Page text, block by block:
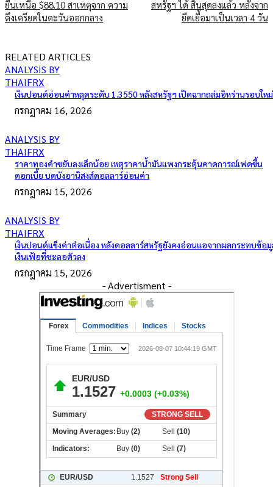
ยืนเหนือ $88.10 สาเหตุจาก ความ
ตึงเครียดในตะวันออกกลาง
สหรัฐฯ ได้ สิ้นสุดลงแล้ว หลังจาก
ยืดเยื้อมาเป็นเวลา 4 วัน
RELATED ARTICLES
ANALYSIS BY
THAIFRX
เงินปอนด์อ่อนค่าหลุดระดับ 1.3550 หลังสหรัฐฯ เปิดฉากถล่มอิหร่านรอบใหม่
กรกฎาคม 16, 2026
ANALYSIS BY
THAIFRX
ราคาทองคำขยับลงเล็กน้อย เหตุราคาน้ำมันแพงกระตุ้นคาดการณ์เฟดขึ้น
ดอกเบี้ย บดบังอานิสงส์ดอลลาร์อ่อนค่า
กรกฎาคม 15, 2026
ANALYSIS BY
THAIFRX
เงินปอนด์แข็งค่าต่อเนื่อง หลังดอลลาร์สหรัฐยังคงอ่อนแอจากผลกระทบข้อ
เงินเฟ้อที่ชะลอตัวลง
กรกฎาคม 15, 2026
- Advertisment -